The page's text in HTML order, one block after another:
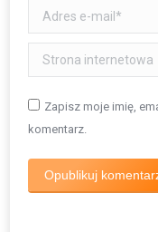
Adres e-mail *
Strona internetowa
Zapisz moje imię,
komentarz.
Opublikuj